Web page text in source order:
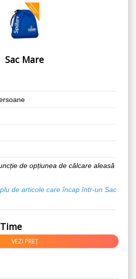
Sac Mare
de opțiunea de călcare aleasă
de articole care încap într-un Sac
VEZI PREȚ